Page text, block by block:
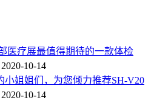
医疗展最值得期待的一款体检
2020-10-14
小姐姐们，为您倾力推荐SH-V20
2020-10-14